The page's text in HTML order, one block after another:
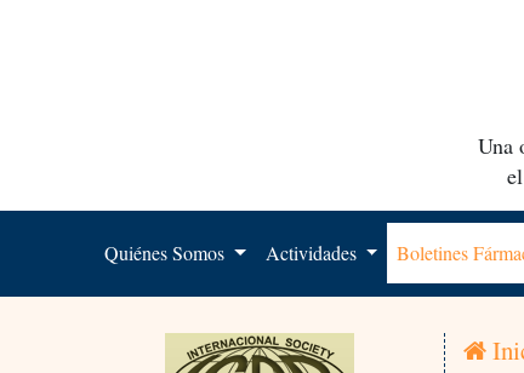
Una
Quiénes Somos Actividades Boletines